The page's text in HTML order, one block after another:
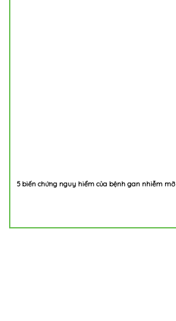
5 biến chứng nguy hiểm của bệnh gan nhiễm mỡ